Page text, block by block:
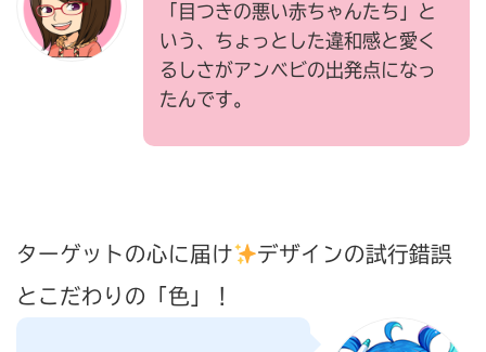
「目つきの悪い赤ちゃんたち」と
いう、ちょっとした違和感と愛く
るしさがアンベビの出発点になっ
たんです。
ターゲットの心に届け デザインの試行錯誤
とこだわりの「色」！